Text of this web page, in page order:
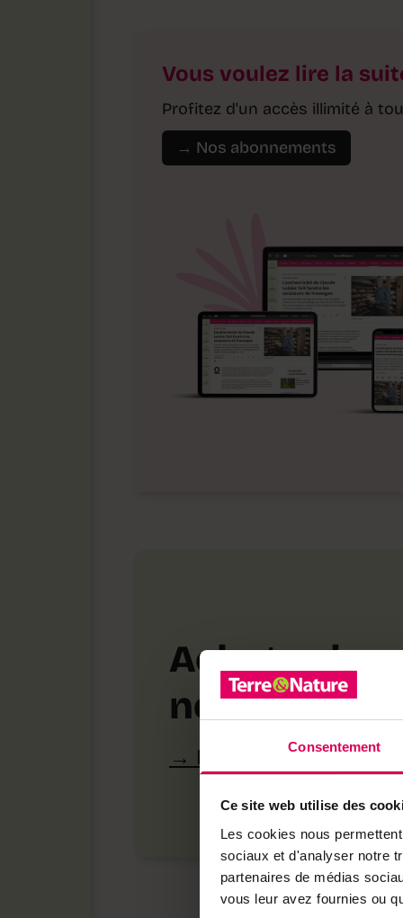
Consentement
Ce site web utilise des
Les cookies nous
sociaux et d'analyser notre
partenaires de médias
vous leur avez fournies ou
Vous voulez lire la
Profitez d'un accès illimité à
→ Nos abonnements
Achetez
notre
Découvrez les